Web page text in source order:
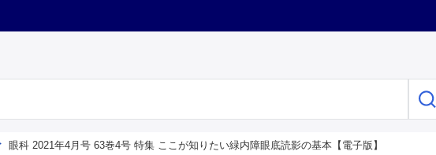
眼科 2021年4月号 63巻4号 特集 ここが知りたい緑内障眼底読影の基本【電子版】